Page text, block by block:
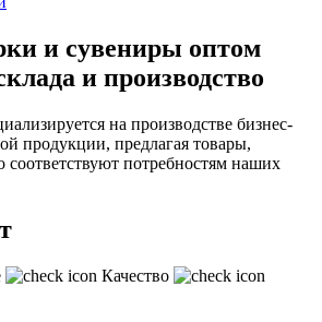
и сувениры оптом
и производство
на производстве бизнес-
продукции, предлагая товары,
соответствуют потребностям наших
Качество